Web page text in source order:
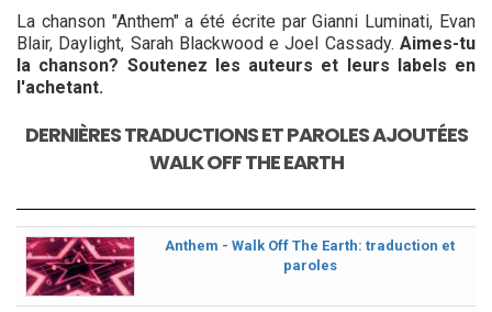
La chanson "Anthem" a été écrite par Gianni Luminati, Evan
Blair, Daylight, Sarah Blackwood e Joel Cassady. Aimes-tu
la chanson? Soutenez les auteurs et leurs labels en
l'achetant.
DERNIÈRES TRADUCTIONS ET PAROLES AJOUTÉES
WALK OFF THE EARTH
Anthem - Walk Off The Earth: traduction et
paroles